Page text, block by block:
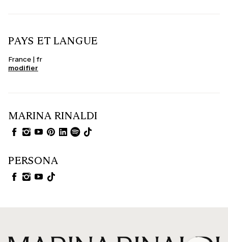
PAYS ET LANGUE
France | fr
modifier
MARINA RINALDI
PERSONA